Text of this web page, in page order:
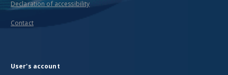
Declaration of accessibility
Contact
User's account